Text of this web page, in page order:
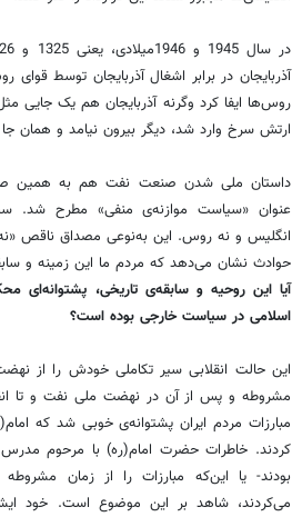
آذربایجان در برابر اشغال آذربایجان توسط
روس‌ها ایفا کرد وگرنه آذربایجان هم یک‌ جایی
ارتش سرخ وارد شد، دیگر بیرون نیامد و همان
داستان ملی شدن صنعت نفت هم به همین
عنوان «سیاست موازنه‌ی منفی» مطرح شد.
انگلیس و نه روس. این به‌نوعی مصداق ناقص
حوادث نشان می‌دهد که مردم ما این زمینه و
آیا این روحیه و سابقه‌ی تاریخی، پشتوانه‌ای
اسلامی در سیاست خارجی بوده است؟
مشروطه و پس از آن در نهضت ملی نفت و تا
مبارزات مردم ایران پشتوانه‌ی خوبی شد که
کردند. خاطرات حضرت امام(ره) با مرحوم
بودند- یا این‌که مبارزات را از زمان
می‌کردند، شاهد بر این موضوع است. خود